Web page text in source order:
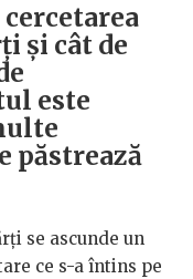
cercetarea
și cât de
este
păstrează
se ascunde un
ce s-a întins pe